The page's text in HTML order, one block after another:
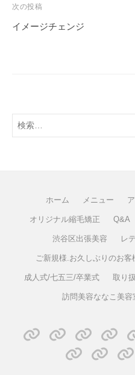
次の投稿
イメージチェンジ
ホーム メニュー
オリジナル縮毛矯正 Q&A
渋谷区出張美容 レ
ご新規様.お久しぶりのお客
成人式/七五三/卒業式 取り
訪問美容ななこ美容